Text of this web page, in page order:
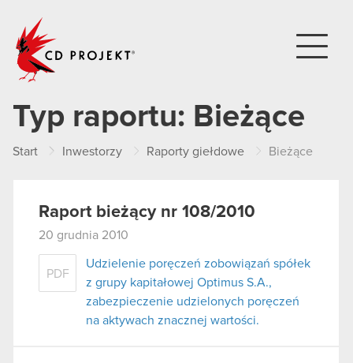
Typ raportu: Bieżące
Start Inwestorzy Raporty giełdowe Bieżące
Raport bieżący nr 108/2010
20 grudnia 2010
PDF
Udzielenie poręczeń zobowiązań spółek
z grupy kapitałowej Optimus S.A.,
zabezpieczenie udzielonych poręczeń
na aktywach znacznej wartości.